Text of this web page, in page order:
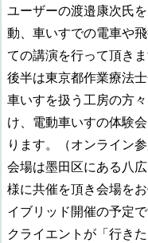
ユーザーの渡邉康次氏
動、車いすでの電車や
ての講演を行って頂きま
後半は東京都作業療法
車いすを扱う工房の方
け、電動車いすの体験
ります。（オンライン
会場は墨田区にある八
様に共催を頂き会場を
イブリッド開催の予定で
クライエントが「行き